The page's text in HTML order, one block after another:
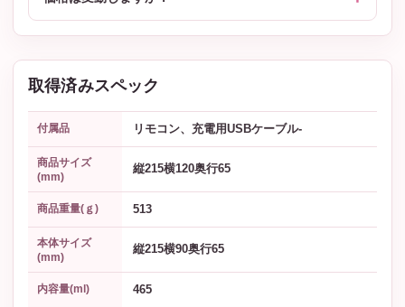
取得済みスペック
付属品 リモコン、充電用USBケーブル-
商品サイズ
(mm)
縦215横120奥行65
商品重量(ｇ) 513
本体サイズ
(mm)
縦215横90奥行65
内容量(ml) 465